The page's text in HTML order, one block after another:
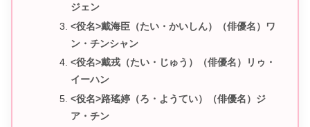
ジェン
<役名>戴海臣（たい・かいしん）（俳優名）ワ
ン・チンシャン
<役名>戴戎（たい・じゅう）（俳優名）リゥ・
イーハン
<役名>路瑤婷（ろ・ようてい）（俳優名）ジ
ア・チン